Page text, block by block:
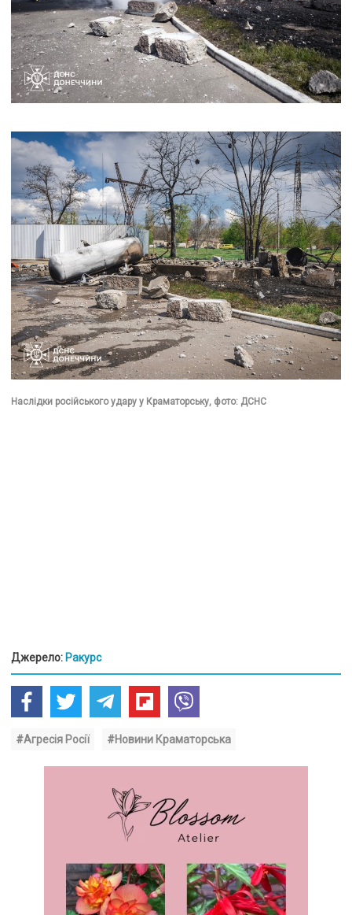
Наслідки російського удару у Краматорську, фото: ДСНС
Джерело: Ракурс
#Агресія Росії #Новини Краматорська